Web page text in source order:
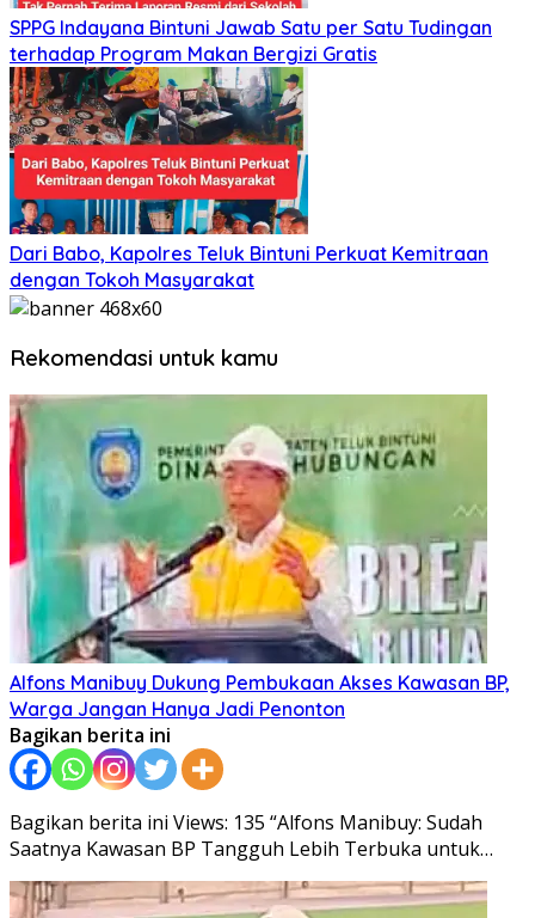
SPPG Indayana Bintuni Jawab Satu per Satu Tudingan
terhadap Program Makan Bergizi Gratis
Dari Babo, Kapolres Teluk Bintuni Perkuat Kemitraan
dengan Tokoh Masyarakat
Rekomendasi untuk kamu
Alfons Manibuy Dukung Pembukaan Akses Kawasan BP,
Warga Jangan Hanya Jadi Penonton
Bagikan berita ini
Bagikan berita ini Views: 135 “Alfons Manibuy: Sudah
Saatnya Kawasan BP Tangguh Lebih Terbuka untuk…